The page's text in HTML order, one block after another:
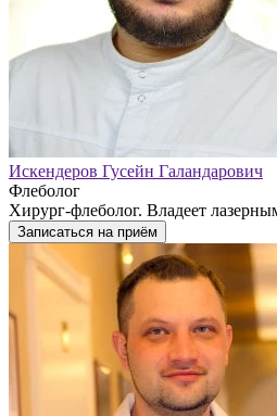
Искендеров Гусейн Галандарович
Флеболог
Хирург-флеболог. Владеет
Записаться на приём